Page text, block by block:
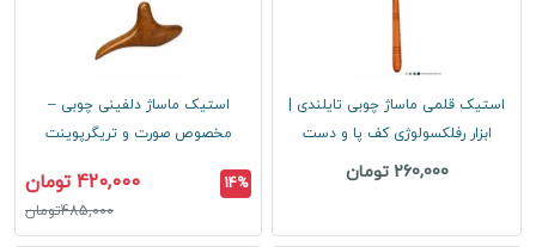
استیک قلمی ماساژ چوبی تایلندی |
ابزار رفلکسولوژی کف پا و دست
260,000 تومان
استیک ماساژ دلفینی چوبی –
مخصوص صورت و تریگرپوینت
14% 420,000 تومان
485,000تومان